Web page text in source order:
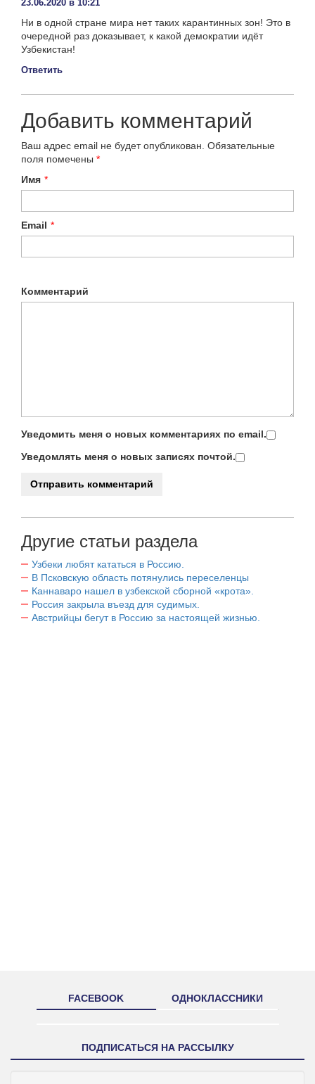
23.06.2020 в 10:21
Ни в одной стране мира нет таких карантинных зон! Это в
очередной раз доказывает, к какой демократии идёт
Узбекистан!
Ответить
Добавить комментарий
Ваш адрес email не будет опубликован. Обязательные
поля помечены *
Имя *
Email *
Комментарий
Уведомить меня о новых комментариях по email.
Уведомлять меня о новых записях почтой.
Другие статьи раздела
Узбеки любят кататься в Россию.
В Псковскую область потянулись переселенцы
Каннаваро нашел в узбекской сборной «крота».
Россия закрыла въезд для судимых.
Австрийцы бегут в Россию за настоящей жизнью.
FACEBOOK ОДНОКЛАССНИКИ
ПОДПИСАТЬСЯ НА РАССЫЛКУ